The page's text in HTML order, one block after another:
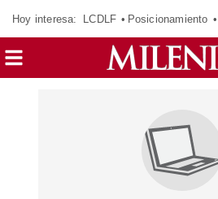
Hoy interesa: LCDLF Posicionamiento